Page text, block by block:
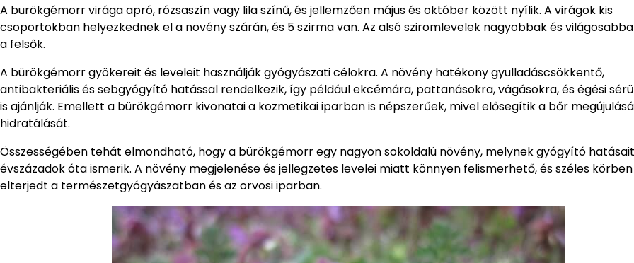
A bürökgémorr virága apró, rózsaszín vagy lila színű, és jellemzően május és október között nyílik. A virágok kis
csoportokban helyezkednek el a növény szárán, és 5 szirma van. Az alsó sziromlevelek nagyobbak és
a felsők.
A bürökgémorr gyökereit és leveleit használják gyógyászati célokra. A növény hatékony gyulladáscsökkentő,
antibakteriális és sebgyógyító hatással rendelkezik, így például ekcémára, pattanásokra, vágásokra, és égési
is ajánlják. Emellett a bürökgémorr kivonatai a kozmetikai iparban is népszerűek, mivel elősegítik a bőr
hidratálását.
Összességében tehát elmondható, hogy a bürökgémorr egy nagyon sokoldalú növény, melynek gyógyító
évszázadok óta ismerik. A növény megjelenése és jellegzetes levelei miatt könnyen felismerhető, és széles körben
elterjedt a természetgyógyászatban és az orvosi iparban.